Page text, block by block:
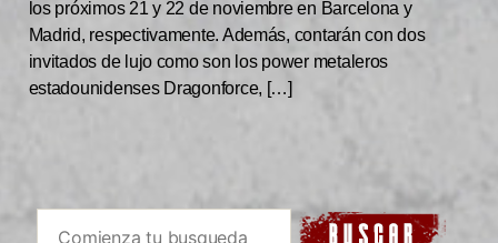
los próximos 21 y 22 de noviembre en Barcelona y
Madrid, respectivamente. Además, contarán con dos
invitados de lujo como son los power metaleros
estadounidenses Dragonforce, […]